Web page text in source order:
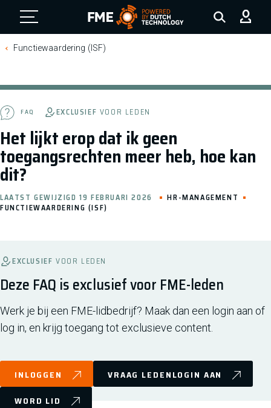
FME Logo, to the homepage
Functiewaardering (ISF)
Het lijkt erop dat ik geen
toegangsrechten meer heb, hoe kan
dit?
FAQ EXCLUSIEF VOOR LEDEN
LAATST GEWIJZIGD 19 FEBRUARI 2026
HR-MANAGEMENT
FUNCTIEWAARDERING (ISF)
EXCLUSIEF VOOR LEDEN
Deze FAQ is exclusief voor FME-leden
Werk je bij een FME-lidbedrijf? Maak dan een login aan of
log in, en krijg toegang tot exclusieve content.
INLOGGEN
VRAAG LEDENLOGIN AAN
WORD LID